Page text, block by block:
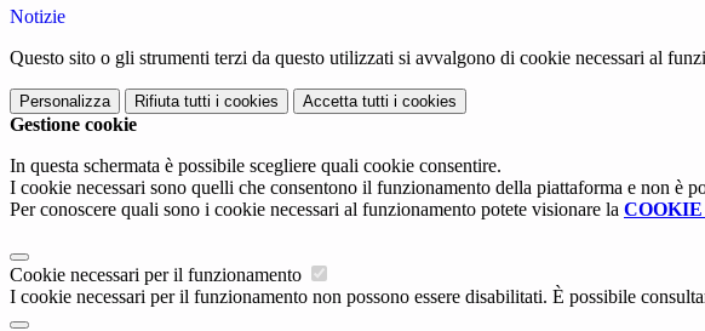
Notizie
Questo sito o gli strumenti terzi da questo utilizzati si avvalgono di cookie necessari al
Personalizza Rifiuta tutti i cookies Accetta tutti i cookies
Gestione cookie
In questa schermata è possibile scegliere quali cookie consentire.
I cookie necessari sono quelli che consentono il funzionamento della piattaforma e non è
Per conoscere quali sono i cookie necessari al funzionamento potete visionare la
Cookie necessari per il funzionamento
I cookie necessari per il funzionamento non possono essere disabilitati. È possibile